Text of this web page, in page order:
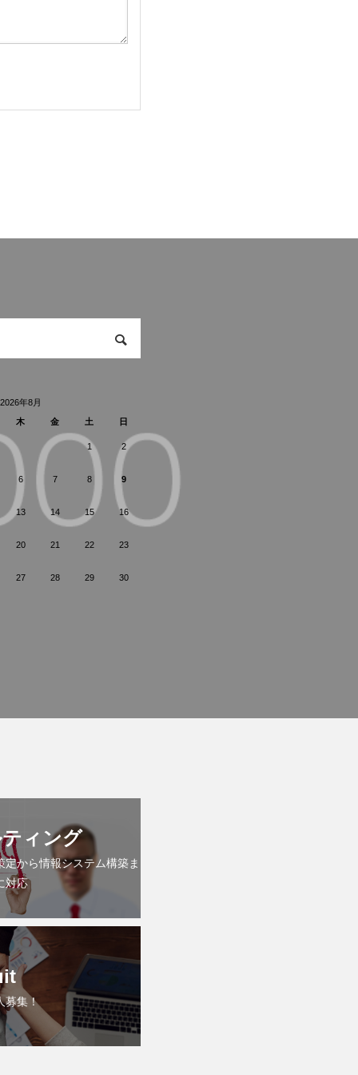
2026年8月
木
金 土 日
1 2
6 7 8 9
13 14 15 16
20 21 22 23
27 28 29 30
ィング
から情報システム構築ま
対応
募集！